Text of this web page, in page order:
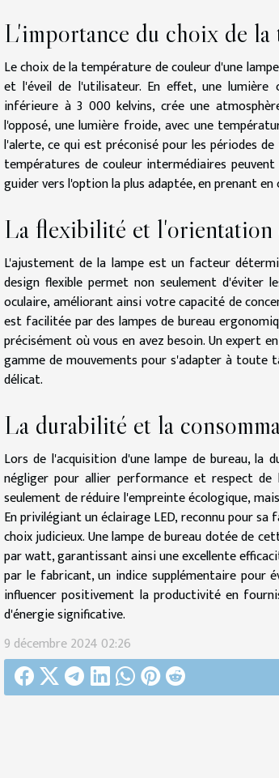
L'importance du choix de
Le choix de la température de couleur d'une
et l'éveil de l'utilisateur. En effet, une lumière
inférieure à 3 000 kelvins, crée une
l'opposé, une lumière froide, avec une
l'alerte, ce qui est préconisé pour les périodes
températures de couleur intermédiaires
guider vers l'option la plus adaptée, en prenant
La flexibilité et l'orientation
L'ajustement de la lampe est un facteur
design flexible permet non seulement d'éviter
oculaire, améliorant ainsi votre capacité de
est facilitée par des lampes de bureau
précisément où vous en avez besoin. Un expert
gamme de mouvements pour s'adapter à toute
délicat.
La durabilité et la
Lors de l'acquisition d'une lampe de bureau,
négliger pour allier performance et respect de
seulement de réduire l'empreinte écologique,
En privilégiant un éclairage LED, reconnu pour
choix judicieux. Une lampe de bureau dotée de
par watt, garantissant ainsi une excellente
par le fabricant, un indice supplémentaire pour
influencer positivement la productivité en
d'énergie significative.
9 décembre 2024 02:26